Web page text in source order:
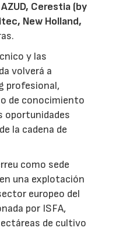
Cerestia (by
New Holland,
y las
volverá a
profesional,
de conocimiento
oportunidades
la cadena de
como sede
una explotación
europeo del
por ISFA,
de cultivo